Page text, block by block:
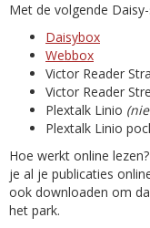
Met de volgende
Daisybox
Webbox
Victor Reader
Victor Reader
Plextalk Linio
Plextalk Linio
Hoe werkt online
je al je publicaties
ook downloaden om
het park.